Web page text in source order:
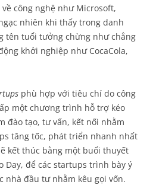
công nghệ như Microsoft,
nhiên khi thấy trong danh
tên tuổi tưởng chừng như chẳng
khởi nghiệp như CocaCola,
phù hợp với tiêu chí do công
một chương trình hỗ trợ kéo
đào tạo, tư vấn, kết nối nhằm
tăng tốc, phát triển nhanh nhất
kết thúc bằng một buổi thuyết
Day, để các startups trình bày ý
nhà đầu tư nhằm kêu gọi vốn.